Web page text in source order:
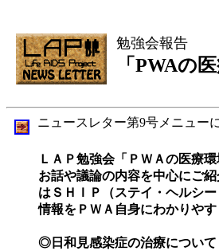
勉強会報告
「PWAの
ニュースレター第9号メニュー
ＬＡＰ勉強会「ＰＷＡの医療
お話や議論の内容を中心にご
はＳＨＩＰ（ステイ・ヘルシ
情報をＰＷＡ自身にわかりや
◎日和見感染症の治療について